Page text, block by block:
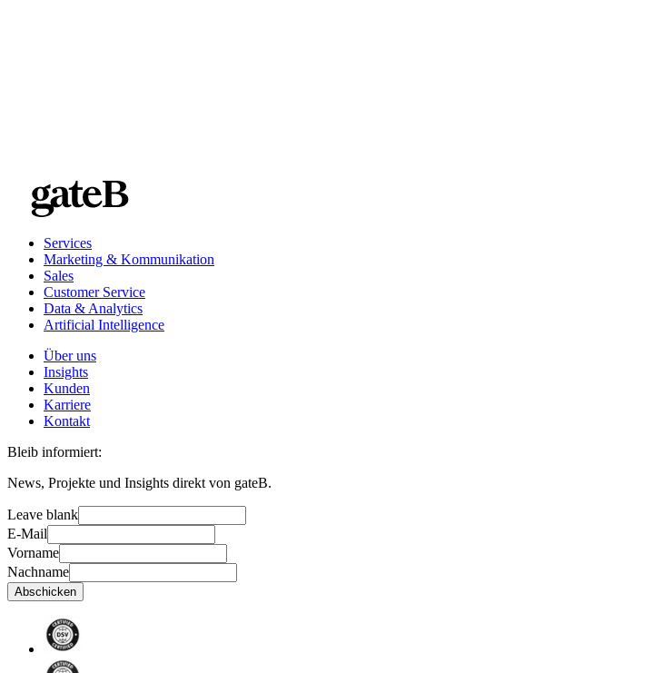
Services
Marketing & Kommunikation
Sales
Customer Service
Data & Analytics
Artificial Intelligence
Über uns
Insights
Kunden
Karriere
Kontakt
Bleib informiert:
News, Projekte und Insights direkt von gateB.
Leave blank
E-Mail
Vorname
Nachname
Abschicken